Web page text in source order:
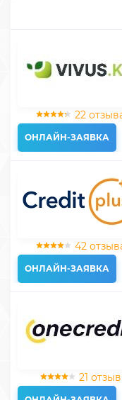
22
ОНЛАЙН-ЗАЯВКА
42
ОНЛАЙН-ЗАЯВКА
21 отзыв